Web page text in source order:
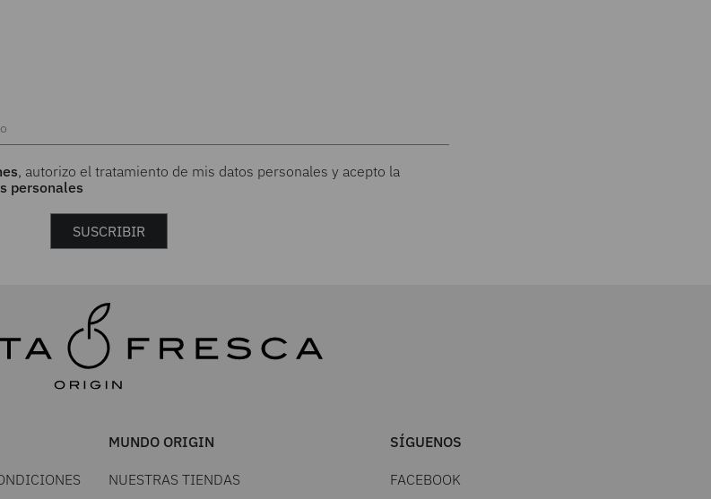
, autorizo el tratamiento de mis datos personales y acepto la
personales
SUSCRIBIR
MUNDO ORIGIN
NUESTRAS TIENDAS
SÍGUENOS
FACEBOOK